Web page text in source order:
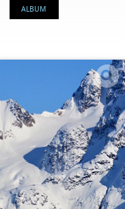
ALBUM